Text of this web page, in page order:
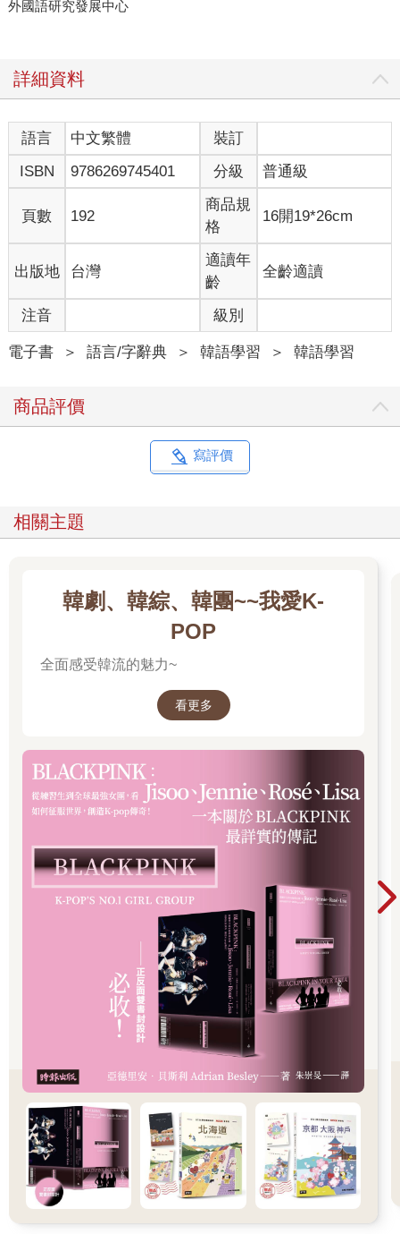
外國語研究發展中心
詳細資料
語言 中文繁體
裝訂
ISBN
9786269745401 分級 普通級
頁數 192
商品規
格
16開19*26cm
出版地 台灣
適讀年
齡
全齡適讀
注音 級別
電子書 ＞ 語言/字辭典 ＞ 韓語學習 ＞ 韓語學習
商品評價
寫評價
相關主題
韓劇、韓綜、韓團~~我愛K-
POP
全面感受韓流的魅力~
看更多